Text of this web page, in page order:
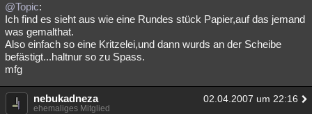
@Topic:
Ich find es sieht aus wie eine Rundes stück Papier,auf das jemand
was gemalthat.
Also einfach so eine Kritzelei,und dann wurds an der Scheibe
befästigt...haltnur so zu Spass.
mfg
nebukadneza 02.04.2007 um 22:16
ehemaliges Mitglied